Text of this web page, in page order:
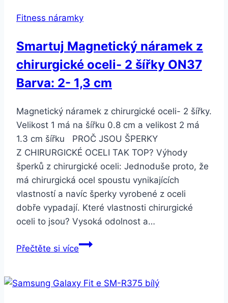
Aligator/
M2
SWB14
Barva:
Modrá
Fitness náramky
Smartuj Magnetický náramek z
chirurgické oceli- 2 šířky ON37
Barva: 2- 1,3 cm
Magnetický náramek z chirurgické oceli- 2 šířky.
Velikost 1 má na šířku 0.8 cm a velikost 2 má
1.3 cm šířku PROČ JSOU ŠPERKY
Z CHIRURGICKÉ OCELI TAK TOP? Výhody
šperků z chirurgické oceli: Jednoduše proto, že
má chirurgická ocel spoustu vynikajících
vlastností a navíc šperky vyrobené z oceli
dobře vypadají. Které vlastnosti chirurgické
oceli to jsou? Vysoká odolnost a…
Přečtěte si víceSmartuj
z